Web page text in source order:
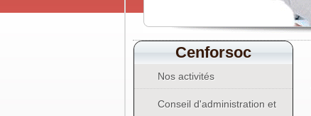
Cenforsoc
Nos activités
Conseil d'administration et